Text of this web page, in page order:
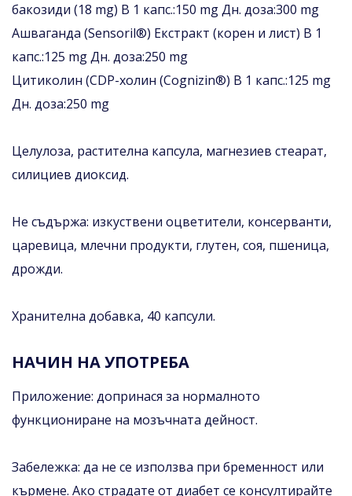
бакозиди (18 mg) В 1 капс.:150 mg Дн. доза:300 mg
Ашваганда (Sensoril®) Екстракт (корен и лист) В 1
капс.:125 mg Дн. доза:250 mg
Цитиколин (CDP-холин (Cognizin®) В 1 капс.:125 mg
Дн. доза:250 mg
Целулоза, растителна капсула, магнезиев стеарат,
силициев диоксид.
Не съдържа: изкуствени оцветители, консерванти,
царевица, млечни продукти, глутен, соя, пшеница,
дрожди.
Хранителна добавка, 40 капсули.
НАЧИН НА УПОТРЕБА
Приложение: допринася за нормалното
функциониране на мозъчната дейност.
Забележка: да не се използва при бременност или
кърмене. Ако страдате от диабет се консултирайте